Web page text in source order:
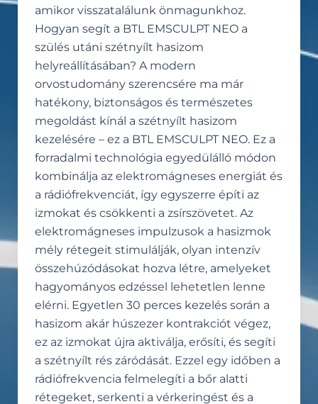
amikor visszatalálunk önmagunkhoz.
Hogyan segít a BTL EMSCULPT NEO a
szülés utáni szétnyílt hasizom
helyreállításában? A modern
orvostudomány szerencsére ma már
hatékony, biztonságos és természetes
megoldást kínál a szétnyílt hasizom
kezelésére – ez a BTL EMSCULPT NEO. Ez a
forradalmi technológia egyedülálló módon
kombinálja az elektromágneses energiát és
a rádiófrekvenciát, így egyszerre építi az
izmokat és csökkenti a zsírszövetet. Az
elektromágneses impulzusok a hasizmok
mély rétegeit stimulálják, olyan intenzív
összehúzódásokat hozva létre, amelyeket
hagyományos edzéssel lehetetlen lenne
elérni. Egyetlen 30 perces kezelés során a
hasizom akár húszezer kontrakciót végez,
ez az izmokat újra aktiválja, erősíti, és segíti
a szétnyílt rés záródását. Ezzel egy időben a
rádiófrekvencia felmelegíti a bőr alatti
rétegeket, serkenti a vérkeringést és a